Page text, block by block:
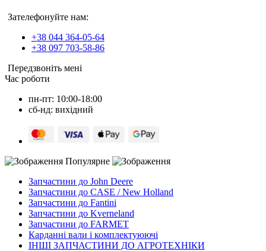
Зателефонуйте нам:
+38 044 364-05-64
+38 097 703-58-86
Передзвоніть мені
Час роботи
пн-пт: 10:00-18:00
сб-нд: вихідний
Популярне
Запчастини до John Deere
Запчастини до CASE / New Holland
Запчастини до Fantini
Запчастини до Kverneland
Запчастини до FARMET
Карданні вали і комплектуюючі
ІНШІ ЗАПЧАСТИНИ ДО АГРОТЕХНІКИ